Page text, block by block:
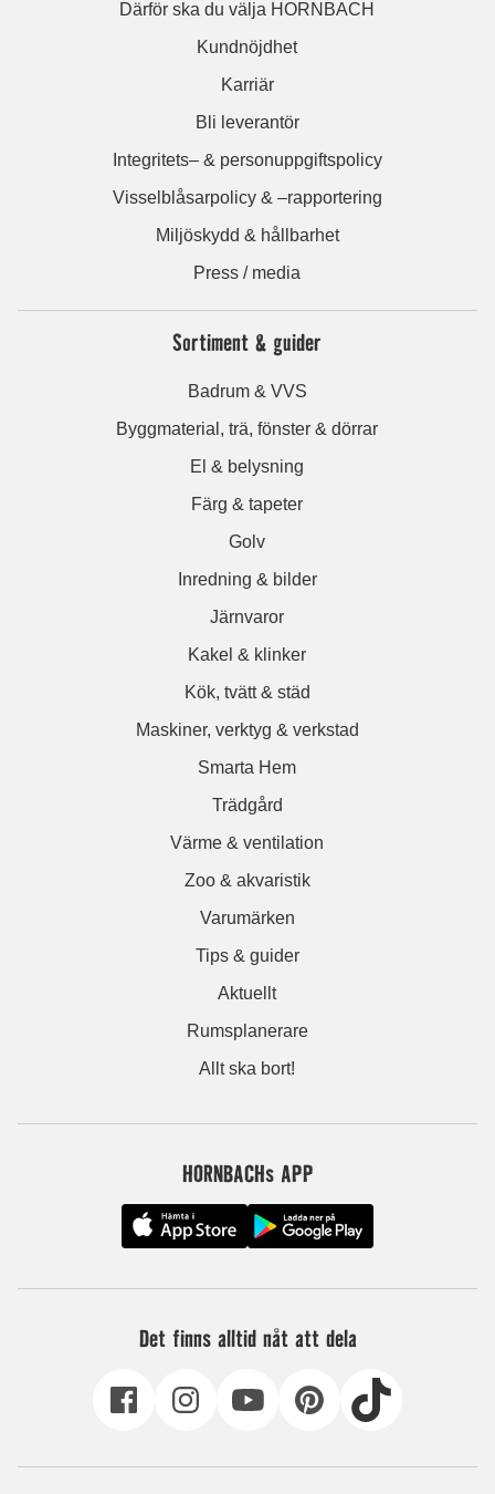
Därför ska du välja HORNBACH
Kundnöjdhet
Karriär
Bli leverantör
Integritets– & personuppgiftspolicy
Visselblåsarpolicy & –rapportering
Miljöskydd & hållbarhet
Press / media
Sortiment & guider
Badrum & VVS
Byggmaterial, trä, fönster & dörrar
El & belysning
Färg & tapeter
Golv
Inredning & bilder
Järnvaror
Kakel & klinker
Kök, tvätt & städ
Maskiner, verktyg & verkstad
Smarta Hem
Trädgård
Värme & ventilation
Zoo & akvaristik
Varumärken
Tips & guider
Aktuellt
Rumsplanerare
Allt ska bort!
HORNBACHs APP
Det finns alltid nåt att dela